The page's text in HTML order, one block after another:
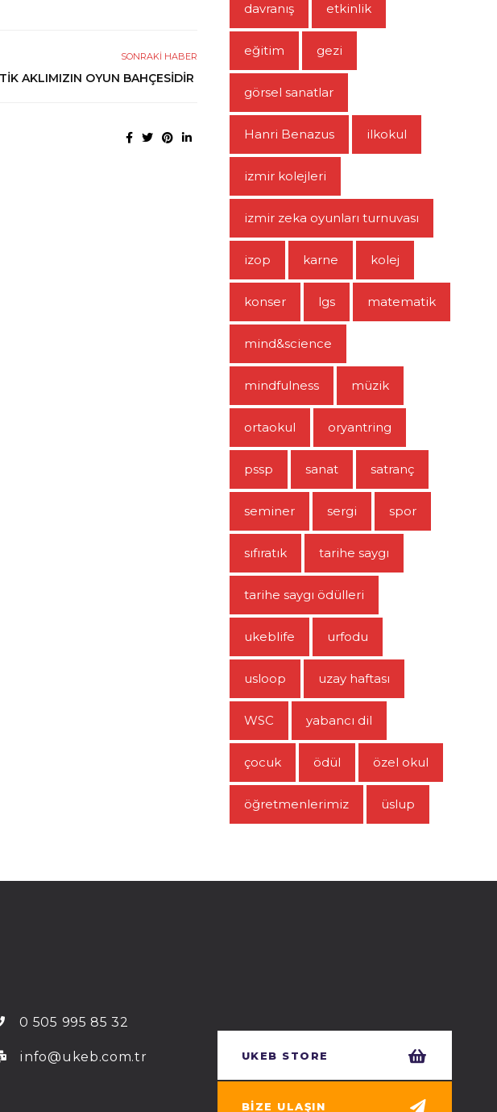
SONRAKI HABER
AKLIMIZIN OYUN BAHÇESİDİR
davranış etkinlik
eğitim gezi
görsel sanatlar
Hanri Benazus ilkokul
izmir kolejleri
izmir zeka oyunları turnuvası
izop karne kolej
konser lgs matematik
mind&science
mindfulness müzik
ortaokul oryantring
pssp sanat satranç
seminer sergi spor
sıfıratık tarihe saygı
tarihe saygı ödülleri
ukeblife urfodu
usloop uzay haftası
WSC yabancı dil
çocuk ödül özel okul
öğretmenlerimiz üslup
0 505 995 85 32
info@ukeb.com.tr UKEB STORE
BIZE ULAŞIN